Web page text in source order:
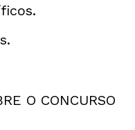
O CONCURSO